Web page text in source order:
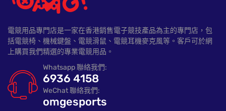
電競用品專門店是一家在香港銷售電子競技產品為主的專門店，包
括電競椅、機械鍵盤、電競滑鼠、電競耳機麥克風等。客戶可於網
上購買我們精選的專業電競用品。
Whatsapp 聯絡我們:
6936 4158
WeChat 聯絡我們:
omgesports